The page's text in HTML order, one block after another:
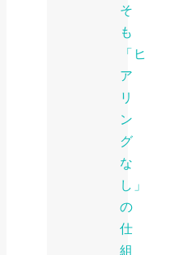
そ
も
「ヒ
ア
リ
ン
グ
な
し」
の
仕
組